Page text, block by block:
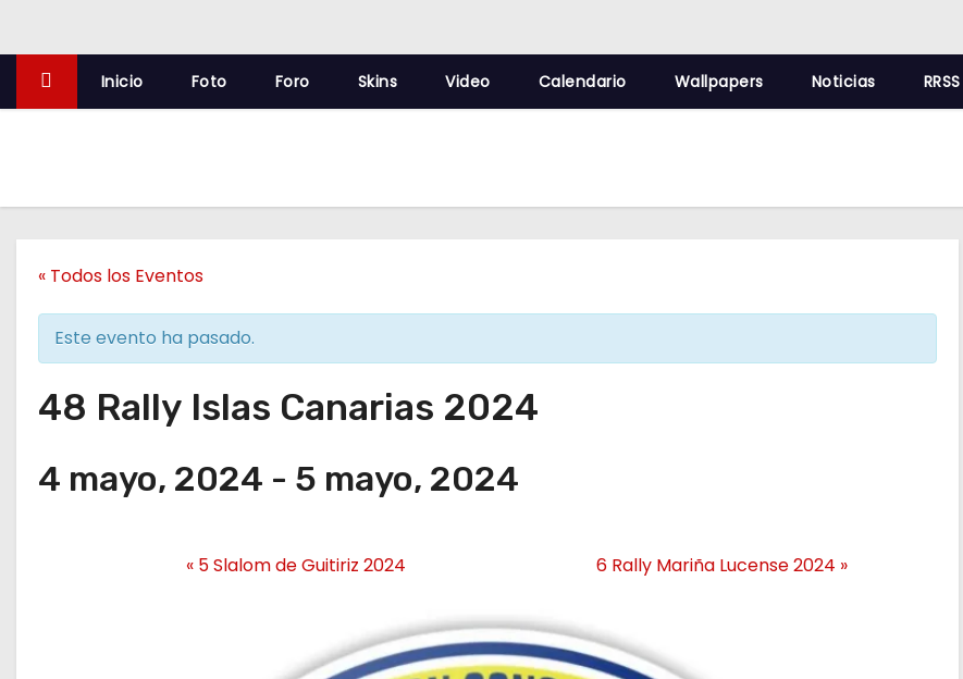
Inicio Foto Foro Skins Video Calendario Wallpapers Noticias RRSS
« Todos los Eventos
Este evento ha pasado.
48 Rally Islas Canarias 2024
4 mayo, 2024 - 5 mayo, 2024
« 5 Slalom de Guitiriz 2024 6 Rally Mariña Lucense 2024 »